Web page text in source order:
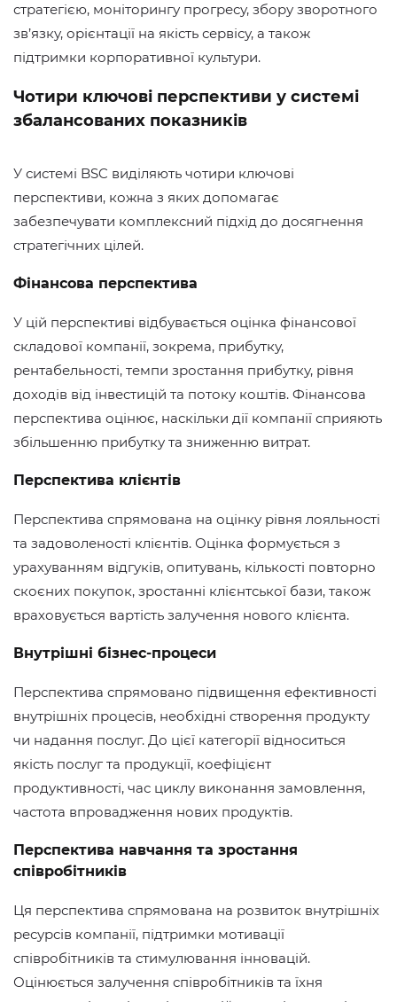
стратегією, моніторингу прогресу, збору зворотного
зв’язку, орієнтації на якість сервісу, а також
підтримки корпоративної культури.
Чотири ключові перспективи у системі
збалансованих показників
У системі BSC виділяють чотири ключові
перспективи, кожна з яких допомагає
забезпечувати комплексний підхід до досягнення
стратегічних цілей.
Фінансова перспектива
У цій перспективі відбувається оцінка фінансової
складової компанії, зокрема, прибутку,
рентабельності, темпи зростання прибутку, рівня
доходів від інвестицій та потоку коштів. Фінансова
перспектива оцінює, наскільки дії компанії сприяють
збільшенню прибутку та зниженню витрат.
Перспектива клієнтів
Перспектива спрямована на оцінку рівня лояльності
та задоволеності клієнтів. Оцінка формується з
урахуванням відгуків, опитувань, кількості повторно
скоєних покупок, зростанні клієнтської бази, також
враховується вартість залучення нового клієнта.
Внутрішні бізнес-процеси
Перспектива спрямовано підвищення ефективності
внутрішніх процесів, необхідні створення продукту
чи надання послуг. До цієї категорії відноситься
якість послуг та продукції, коефіцієнт
продуктивності, час циклу виконання замовлення,
частота впровадження нових продуктів.
Перспектива навчання та зростання
співробітників
Ця перспектива спрямована на розвиток внутрішніх
ресурсів компанії, підтримки мотивації
співробітників та стимулювання інновацій.
Оцінюється залучення співробітників та їхня